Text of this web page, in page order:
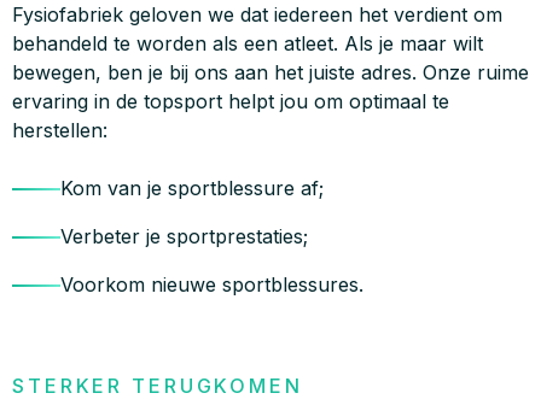
Fysiofabriek geloven we dat iedereen het verdient om
behandeld te worden als een atleet. Als je maar wilt
bewegen, ben je bij ons aan het juiste adres. Onze ruime
ervaring in de topsport helpt jou om optimaal te
herstellen:
Kom van je sportblessure af;
Verbeter je sportprestaties;
Voorkom nieuwe sportblessures.
STERKER TERUGKOMEN